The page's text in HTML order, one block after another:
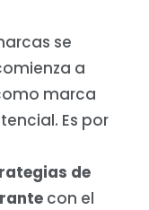
se
a
marca
Es por
de
con el